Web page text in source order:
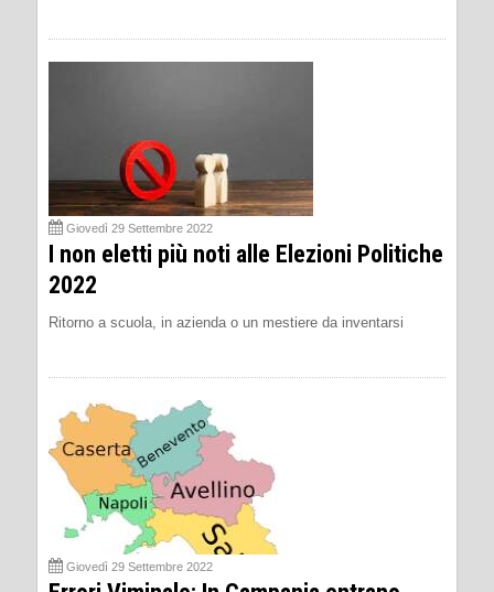
Giovedì 29 Settembre 2022
I non eletti più noti alle Elezioni Politiche
2022
Ritorno a scuola, in azienda o un mestiere da inventarsi
Giovedì 29 Settembre 2022